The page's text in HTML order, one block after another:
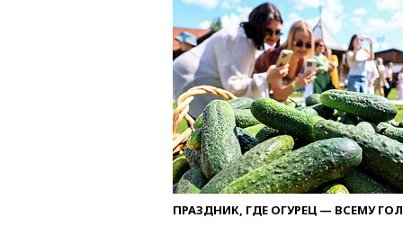
ПРАЗДНИК, ГДЕ ОГУРЕЦ — ВСЕМУ